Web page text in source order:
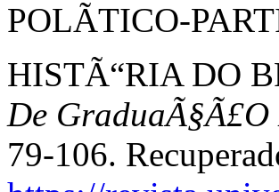
POLÃTICO-
HISTÃ“RIA DO
De
79-106.